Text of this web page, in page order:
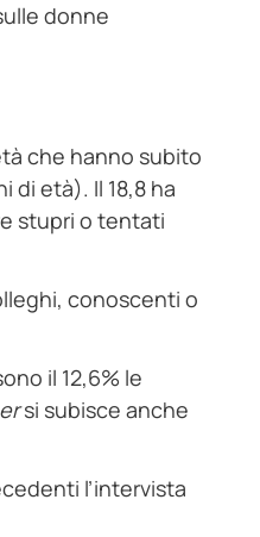
donne
che hanno subito
di età). Il 18,8 ha
stupri o tentati
conoscenti o
il 12,6% le
si subisce anche
l’intervista